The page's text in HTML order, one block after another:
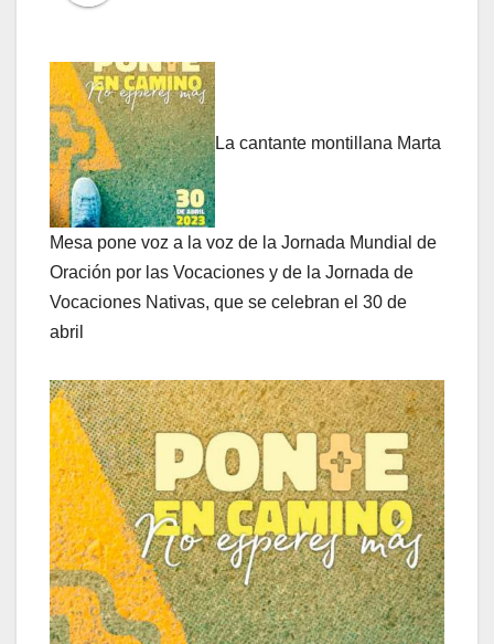
La cantante montillana Marta
Mesa pone voz a la voz de la Jornada Mundial de
Oración por las Vocaciones y de la Jornada de
Vocaciones Nativas, que se celebran el 30 de
abril